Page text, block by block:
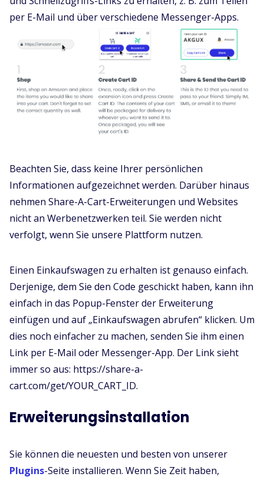
per E-Mail und über verschiedene Messenger-Apps.
Beachten Sie, dass keine Ihrer persönlichen
Informationen aufgezeichnet werden. Darüber hinaus
nehmen Share-A-Cart-Erweiterungen und Websites
nicht an Werbenetzwerken teil. Sie werden nicht
verfolgt, wenn Sie unsere Plattform nutzen.
Einen Einkaufswagen zu erhalten ist genauso einfach.
Derjenige, dem Sie den Code geschickt haben, kann ihn
einfach in das Popup-Fenster der Erweiterung
einfügen und auf „Einkaufswagen abrufen“ klicken. Um
dies noch einfacher zu machen, senden Sie ihm einen
Link per E-Mail oder Messenger-App. Der Link sieht
immer so aus: https://share-a-
cart.com/get/YOUR_CART_ID.
Erweiterungsinstallation
Sie können die neuesten und besten von unserer
Plugins-Seite installieren. Wenn Sie Zeit haben,